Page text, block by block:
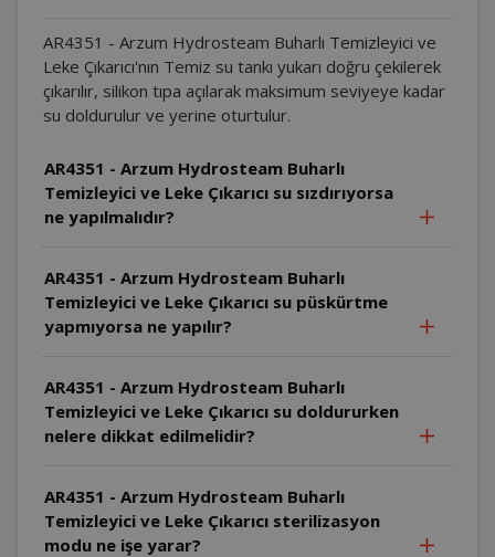
AR4351 - Arzum Hydrosteam Buharlı Temizleyici ve
Leke Çıkarıcı'nın Temiz su tankı yukarı doğru çekilerek
çıkarılır, silikon tıpa açılarak maksimum seviyeye kadar
su doldurulur ve yerine oturtulur.
AR4351 - Arzum Hydrosteam Buharlı
Temizleyici ve Leke Çıkarıcı su sızdırıyorsa
ne yapılmalıdır?
AR4351 - Arzum Hydrosteam Buharlı
Temizleyici ve Leke Çıkarıcı su püskürtme
yapmıyorsa ne yapılır?
AR4351 - Arzum Hydrosteam Buharlı
Temizleyici ve Leke Çıkarıcı su doldururken
nelere dikkat edilmelidir?
AR4351 - Arzum Hydrosteam Buharlı
Temizleyici ve Leke Çıkarıcı sterilizasyon
modu ne işe yarar?